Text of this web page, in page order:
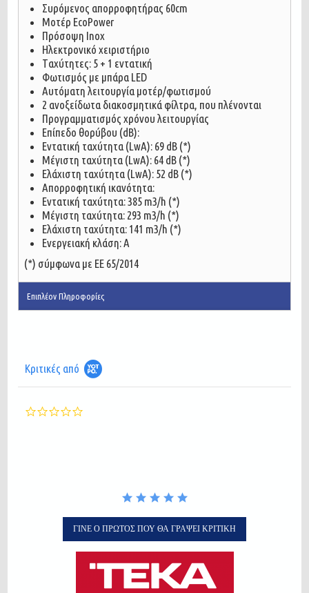
Συρόμενος απορροφητήρας 60cm
Μοτέρ EcoPower
Πρόσοψη Inox
Ηλεκτρονικό χειριστήριο
Tαχύτητες: 5 + 1 εντατική
Φωτισμός με μπάρα LED
Αυτόματη λειτουργία μοτέρ/φωτισμού
2 ανοξείδωτα διακοσμητικά φίλτρα, που πλένονται
Προγραμματισμός χρόνου λειτουργίας
Επίπεδο θορύβου (dΒ):
Εντατική ταχύτητα (LwA): 69 dΒ (*)
Μέγιστη ταχύτητα (LwA): 64 dB (*)
Ελάχιστη ταχύτητα (LwA): 52 dB (*)
Απορροφητική ικανότητα:
Eντατική ταχύτητα: 385 m3/h (*)
Mέγιστη ταχύτητα: 293 m3/h (*)
Ελάχιστη ταχύτητα: 141 m3/h (*)
Ενεργειακή κλάση: Α
(*) σύμφωνα με ΕΕ 65/2014
Επιπλέον Πληροφορίες
Κριτικές από
ΓΊΝΕ Ο ΠΡΏΤΟΣ ΠΟΥ ΘΑ ΓΡΆΨΕΙ ΚΡΙΤΙΚΉ